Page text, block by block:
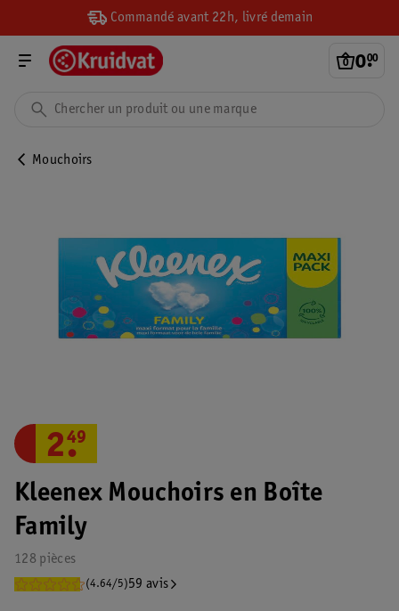
Commandé avant 22h, livré demain
0.
00
Mouchoirs
Kleenex Mouchoirs en Boîte
Family
128 pièces
(4.64/5)59 avis
2.
49